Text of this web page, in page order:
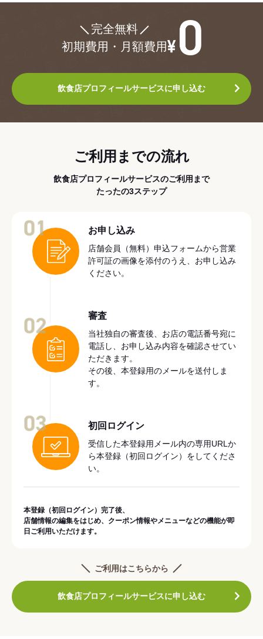
完全無料
初期費用・月額費用
飲食店プロフィールサービスに申し込む
ご利用までの流れ
飲食店プロフィールサービスのご利用まで
たったの3ステップ
お申し込み
店舗会員（無料）申込フォームから営業
許可証の画像を添付のうえ、お申し込み
ください。
審査
当社独自の審査後、お店の電話番号宛に
電話し、お申し込み内容を確認させてい
ただきます。
その後、本登録用のメールを送付しま
す。
初回ログイン
受信した本登録用メール内の専用URLか
ら本登録（初回ログイン）をしてくださ
い。
本登録（初回ログイン）完了後、
店舗情報の編集をはじめ、クーポン情報やメニューなどの機能が即
日ご利用いただけます。
ご利用はこちらから
飲食店プロフィールサービスに申し込む